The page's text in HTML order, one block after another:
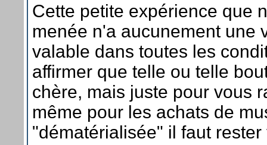
Cette petite expérience que
menée n'a aucunement une
valable dans toutes les
affirmer que telle ou telle
chère, mais juste pour vous
même pour les achats de
"dématérialisée" il faut rester